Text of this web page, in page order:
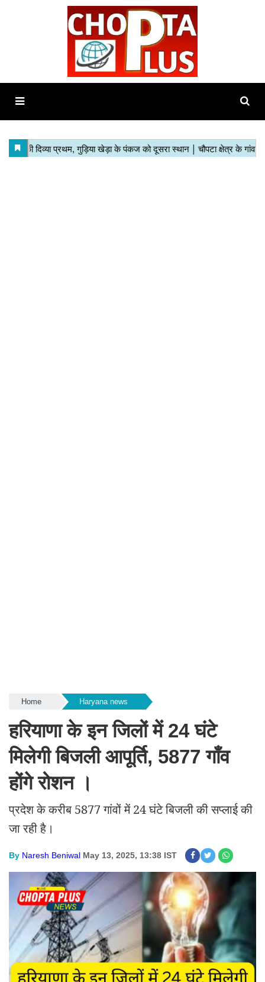
Home Haryana news
हरियाणा के इन जिलों में 24 घंटे
मिलेगी बिजली आपूर्ति, 5877 गाँव
होंगे रोशन ।
प्रदेश के करीब 5877 गांवों में 24 घंटे बिजली की सप्लाई की
जा रही है।
By Naresh Beniwal May 13, 2025, 13:38 IST